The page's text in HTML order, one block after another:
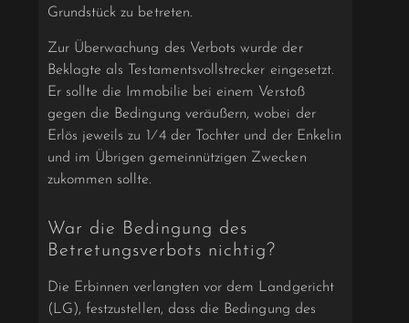
Grundstück zu betreten.
Zur Überwachung des Verbots wurde der
Beklagte als Testamentsvollstrecker eingesetzt.
Er sollte die Immobilie bei einem Verstoß
gegen die Bedingung veräußern, wobei der
Erlös jeweils zu 1⁄4 der Tochter und der Enkelin
und im Übrigen gemeinnützigen Zwecken
zukommen sollte.
War die Bedingung des
Betretungsverbots nichtig?
Die Erbinnen verlangten vor dem Landgericht
(LG), festzustellen, dass die Bedingung des